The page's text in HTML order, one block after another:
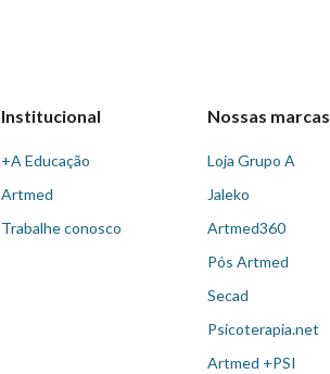
Institucional
+A Educação
Artmed
Trabalhe conosco
Nossas marcas
Loja Grupo A
Jaleko
Artmed360
Pós Artmed
Secad
Psicoterapia.net
Artmed +PSI